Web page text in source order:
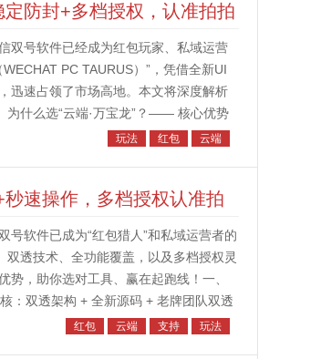
防封+多档授权，认准拍拍
双号软件已经成为红包玩家、私域运营
PC TAURUS）”，凭借全新UI
迅速占领了市场高地。本文将深度解析
为什么选“云端·万宝龙”？—— 核心优势
玩法 红包 云端
速操作，多档授权认准拍
软件已成为“红包猎人”和私域运营者的
双透技术、全功能覆盖，以及多档授权灵
，助你选对工具、赢在起跑线！一、
：双透架构 + 全新源码 + 老牌团队双透
红包 云端 支持 玩法